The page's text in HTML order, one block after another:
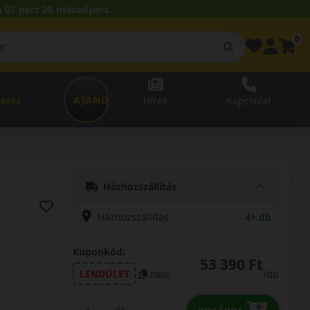
07 perc 27 másodperc.
AJÁNDÉKUTALVÁNY
Házhozszállítás
Házhozszállítás 4+ db
Kuponkód:
LENDÜLET
másol 53 390 Ft
/db